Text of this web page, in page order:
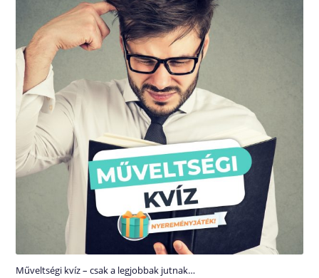
Műveltségi kvíz – csak a legjobbak jutnak…